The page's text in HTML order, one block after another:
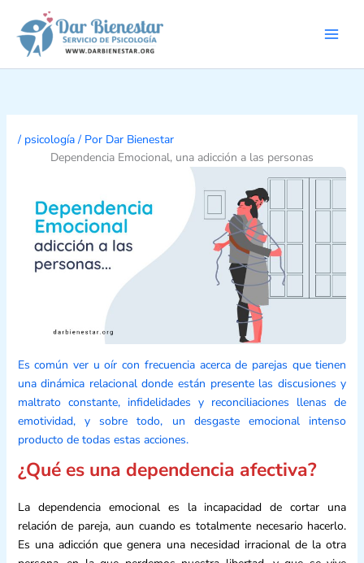
contenido
/ psicología/ Por Dar Bienestar
Dependencia Emocional, una adicción a las personas
Es común ver u oír con frecuencia acerca de parejas que tienen
una dinámica relacional donde están presente las discusiones y
maltrato constante, infidelidades y reconciliaciones llenas de
emotividad, y sobre todo, un desgaste emocional intenso
producto de todas estas acciones.
¿Qué es una dependencia afectiva?
La dependencia emocional es la incapacidad de cortar una
relación de pareja, aun cuando es totalmente necesario hacerlo.
Es una adicción que genera una necesidad irracional de la otra